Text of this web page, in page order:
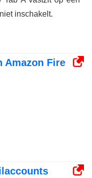
inschakelt.
Amazon Fire